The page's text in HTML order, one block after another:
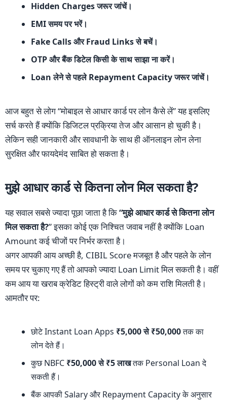
Hidden Charges जरूर जांचें।
EMI समय पर भरें।
Fake Calls और Fraud Links से बचें।
OTP और बैंक डिटेल किसी के साथ साझा ना करें।
Loan लेने से पहले Repayment Capacity जरूर जांचें।
आज बहुत से लोग “मोबाइल से आधार कार्ड पर लोन कैसे लें” यह इसलिए
सर्च करते हैं क्योंकि डिजिटल प्रक्रिया तेज और आसान हो चुकी है।
लेकिन सही जानकारी और सावधानी के साथ ही ऑनलाइन लोन लेना
सुरक्षित और फायदेमंद साबित हो सकता है।
मुझे आधार कार्ड से कितना लोन मिल सकता है?
यह सवाल सबसे ज्यादा पूछा जाता है कि“मुझे आधार कार्ड से कितना लोन
मिल सकता है?” इसका कोई एक निश्चित जवाब नहीं है क्योंकि Loan
Amount कई चीजों पर निर्भर करता है।
अगर आपकी आय अच्छी है, CIBIL Score मजबूत है और पहले के लोन
समय पर चुकाए गए हैं तो आपको ज्यादा Loan Limit मिल सकती है। वहीं
कम आय या खराब क्रेडिट हिस्ट्री वाले लोगों को कम राशि मिलती है।
आमतौर पर:
छोटे Instant Loan Apps ₹5,000 से ₹50,000तक का
लोन देते हैं।
कुछ NBFC ₹50,000 से ₹5 लाखतक Personal Loan दे
सकती हैं।
बैंक आपकी Salary और Repayment Capacity के अनुसार